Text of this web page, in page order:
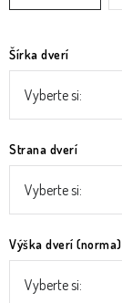
Šírka dverí
Strana dverí
Výška dverí (norma)